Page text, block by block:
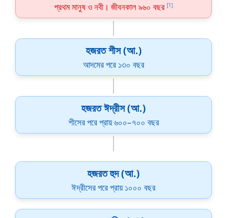
প্রথম মানুষ ও নবী। জীবনকাল ৯৬০ বছর [1]
হজরত শীস (আ.)
আদমের পরে ১৩০ বছর
হজরত ঈদ্রীস (আ.)
শীসের পরে প্রায় ৬০০–৭০০ বছর
হজরত হুদ (আ.)
ঈদ্রীসের পরে প্রায় ১০০০ বছর